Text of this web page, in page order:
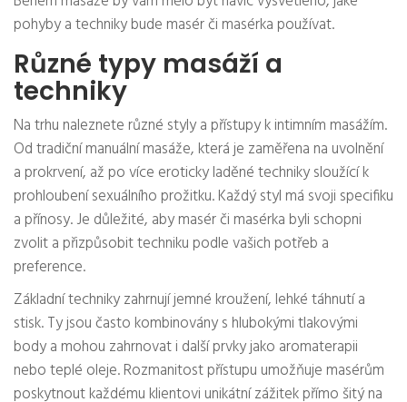
pohyby a techniky bude masér či masérka používat.
Různé typy masáží a
techniky
Na trhu naleznete různé styly a přístupy k intimním masážím.
Od tradiční manuální masáže, která je zaměřena na uvolnění
a prokrvení, až po více eroticky laděné techniky sloužící k
prohloubení sexuálního prožitku. Každý styl má svoji specifiku
a přínosy. Je důležité, aby masér či masérka byli schopni
zvolit a přizpůsobit techniku podle vašich potřeb a
preference.
Základní techniky zahrnují jemné kroužení, lehké táhnutí a
stisk. Ty jsou často kombinovány s hlubokými tlakovými
body a mohou zahrnovat i další prvky jako aromaterapii
nebo teplé oleje. Rozmanitost přístupu umožňuje masérům
poskytnout každému klientovi unikátní zážitek přímo šitý na